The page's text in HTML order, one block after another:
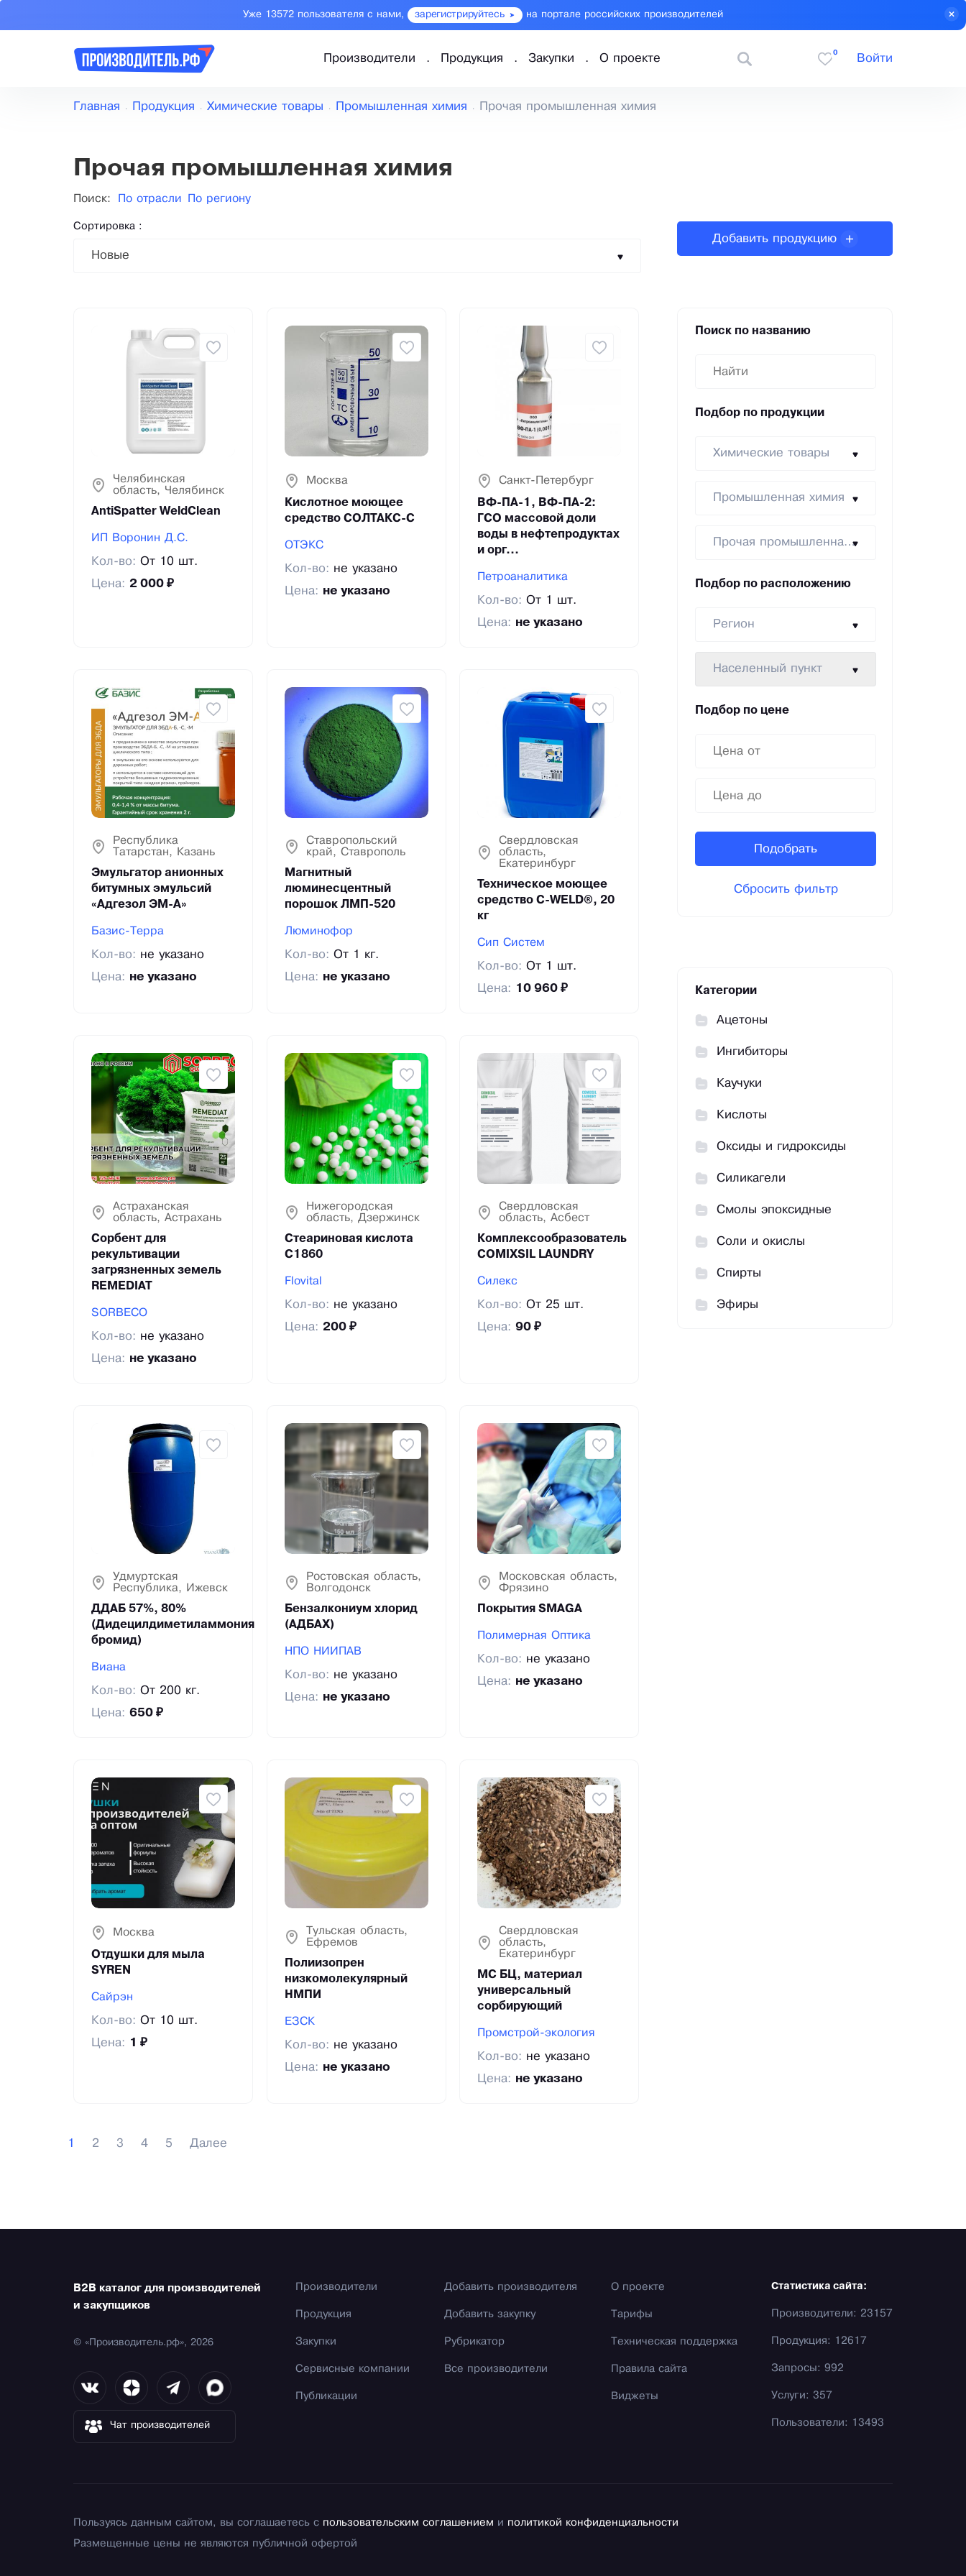
Уже 13572 пользователя с нами, зарегистрируйтесь на портале российских производителей
Производители Продукция Закупки О проекте
0
Войти
Главная Продукция Химические товары Промышленная химия Прочая промышленная химия
Прочая промышленная химия
Поиск: По отрасли По региону
Сортировка :
Новые
Добавить продукцию
Челябинская
область, Челябинск
AntiSpatter WeldClean
ИП Воронин Д.С.
Кол-во: От 10 шт.
Цена: 2 000 ₽
Москва
Кислотное моющее
средство СОЛТАКС-С
ОТЭКС
Кол-во: не указано
Цена: не указано
Санкт-Петербург
ВФ-ПА-1, ВФ-ПА-2:
ГСО массовой доли
воды в нефтепродуктах
и орг...
Петроаналитика
Кол-во:От 1 шт.
Цена: не указано
Республика
Татарстан, Казань
Эмульгатор анионных
битумных эмульсий
«Адгезол ЭМ-А»
Базис-Терра
Кол-во: не указано
Цена: не указано
Ставропольский
край, Ставрополь
Магнитный
люминесцентный
порошок ЛМП-520
Люминофор
Кол-во: От 1 кг.
Цена: не указано
Свердловская
область,
Екатеринбург
Техническое моющее
средство C-WELD®, 20
кг
Сип Систем
Кол-во:От 1 шт.
Цена: 10 960 ₽
Астраханская
область, Астрахань
Сорбент для
рекультивации
загрязненных земель
REMEDIAT
SORBECO
Кол-во: не указано
Цена: не указано
Нижегородская
область, Дзержинск
Стеариновая кислота
С1860
Flovital
Кол-во: не указано
Цена: 200 ₽
Свердловская
область, Асбест
Комплексообразователь
COMIXSIL LAUNDRY
Силекс
Кол-во:От 25 шт.
Цена:90 ₽
Удмуртская
Республика, Ижевск
ДДАБ 57%, 80%
(Дидецилдиметиламмония
бромид)
Виана
Кол-во: От 200 кг.
Цена: 650 ₽
Ростовская область,
Волгодонск
Бензалкониум хлорид
(АДБАХ)
НПО НИИПАВ
Кол-во: не указано
Цена: не указано
Московская область,
Фрязино
Покрытия SMAGA
Полимерная Оптика
Кол-во: не указано
Цена: не указано
Москва
Отдушки для мыла
SYREN
Сайрэн
Кол-во: От 10 шт.
Цена: 1 ₽
Тульская область,
Ефремов
Полиизопрен
низкомолекулярный
НМПИ
ЕЗСК
Кол-во: не указано
Цена: не указано
Свердловская
область,
Екатеринбург
МС БЦ, материал
универсальный
сорбирующий
Промстрой-экология
Кол-во: не указано
Цена: не указано
1 2 3 4 5 Далее
Поиск по названию
Подбор по продукции
Химические товары
Промышленная химия
Прочая промышленная химия
Подбор по расположению
Регион
Населенный пункт
Подбор по цене
Подобрать
Сбросить фильтр
Категории
Ацетоны
Ингибиторы
Каучуки
Кислоты
Оксиды и гидроксиды
Силикагели
Смолы эпоксидные
Соли и окислы
Спирты
Эфиры
B2B каталог для производителей
и закупщиков
© «Производитель.рф», 2026
Чат производителей
Производители
Продукция
Закупки
Сервисные компании
Публикации
Добавить производителя
Добавить закупку
Рубрикатор
Все производители
О проекте
Тарифы
Техническая поддержка
Правила сайта
Виджеты
Статистика сайта:
Производители: 23157
Продукция: 12617
Запросы: 992
Услуги: 357
Пользователи: 13493
Пользуясь данным сайтом, вы соглашаетесь с пользовательским соглашением и политикой конфиденциальности
Размещенные цены не являются публичной офертой